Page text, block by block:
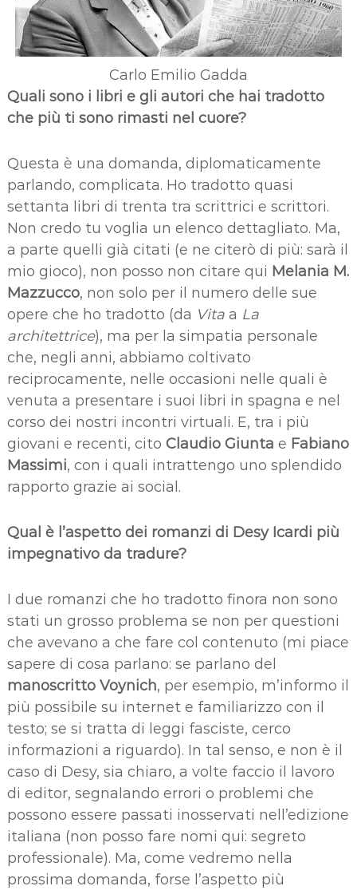
Carlo Emilio Gadda
Quali sono i libri e gli autori che hai tradotto
che più ti sono rimasti nel cuore?
Questa è una domanda, diplomaticamente
parlando, complicata. Ho tradotto quasi
settanta libri di trenta tra scrittrici e scrittori.
Non credo tu voglia un elenco dettagliato. Ma,
a parte quelli già citati (e ne citerò di più: sarà il
mio gioco), non posso non citare qui Melania M.
Mazzucco, non solo per il numero delle sue
opere che ho tradotto (da Vitaa La
architettrice), ma per la simpatia personale
che, negli anni, abbiamo coltivato
reciprocamente, nelle occasioni nelle quali è
venuta a presentare i suoi libri in spagna e nel
corso dei nostri incontri virtuali. E, tra i più
giovani e recenti, cito Claudio Giunta e Fabiano
Massimi, con i quali intrattengo uno splendido
rapporto grazie ai social.
Qual è l’aspetto dei romanzi di Desy Icardi più
impegnativo da tradure?
I due romanzi che ho tradotto finora non sono
stati un grosso problema se non per questioni
che avevano a che fare col contenuto (mi piace
sapere di cosa parlano: se parlano del
manoscritto Voynich, per esempio, m’informo il
più possibile su internet e familiarizzo con il
testo; se si tratta di leggi fasciste, cerco
informazioni a riguardo). In tal senso, e non è il
caso di Desy, sia chiaro, a volte faccio il lavoro
di editor, segnalando errori o problemi che
possono essere passati inosservati nell’edizione
italiana (non posso fare nomi qui: segreto
professionale). Ma, come vedremo nella
prossima domanda, forse l’aspetto più